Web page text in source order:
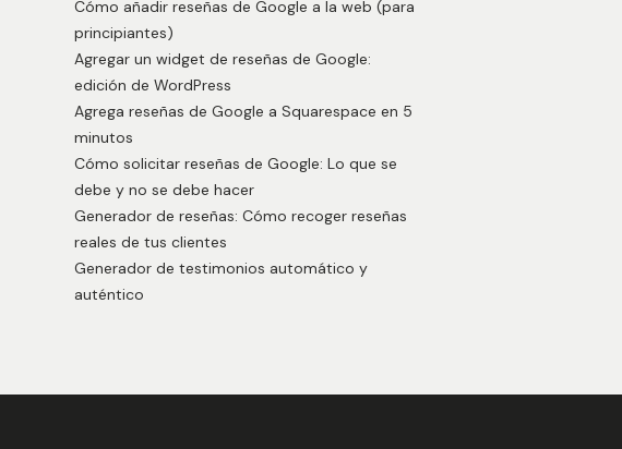
Cómo añadir reseñas de Google a la web (para
principiantes)
Agregar un widget de reseñas de Google:
edición de WordPress
Agrega reseñas de Google a Squarespace en 5
minutos
Cómo solicitar reseñas de Google: Lo que se
debe y no se debe hacer
Generador de reseñas: Cómo recoger reseñas
reales de tus clientes
Generador de testimonios automático y
auténtico